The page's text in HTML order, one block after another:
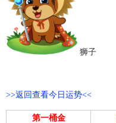
狮子
>>返回查看今日运势<<
第一桶金